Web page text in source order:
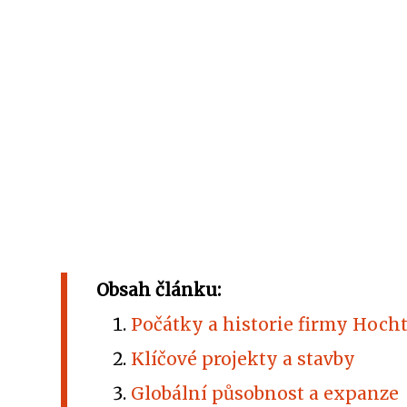
Obsah článku:
Počátky a historie firmy
Klíčové projekty a stavby
Globální působnost a expanze